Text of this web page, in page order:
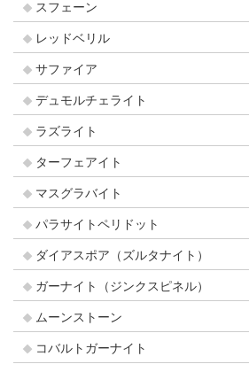
スフェーン
レッドベリル
サファイア
デュモルチェライト
ラズライト
ターフェアイト
マスグラバイト
パラサイトペリドット
ダイアスポア（ズルタナイト）
ガーナイト（ジンクスピネル）
ムーンストーン
コバルトガーナイト